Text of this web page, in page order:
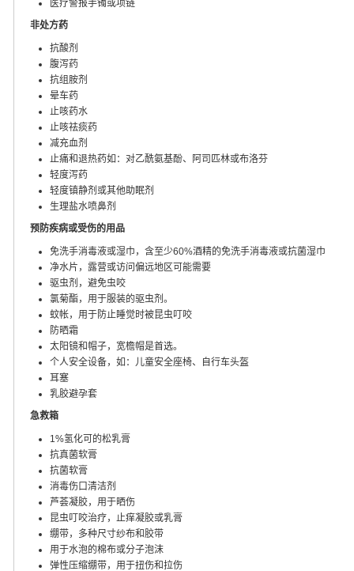
医疗警报手镯或项链
非处方药
抗酸剂
腹泻药
抗组胺剂
晕车药
止咳药水
止咳祛痰药
减充血剂
止痛和退热药如：对乙酰氨基酚、阿司匹林或布洛芬
轻度泻药
轻度镇静剂或其他助眠剂
生理盐水喷鼻剂
预防疾病或受伤的用品
免洗手消毒液或湿巾，含至少60%酒精的免洗手消毒液或抗菌湿巾
净水片，露营或访问偏远地区可能需要
驱虫剂，避免虫咬
氯菊酯，用于服装的驱虫剂。
蚊帐，用于防止睡觉时被昆虫叮咬
防晒霜
太阳镜和帽子，宽檐帽是首选。
个人安全设备，如：儿童安全座椅、自行车头盔
耳塞
乳胶避孕套
急救箱
1%氢化可的松乳膏
抗真菌软膏
抗菌软膏
消毒伤口清洁剂
芦荟凝胶，用于晒伤
昆虫叮咬治疗，止痒凝胶或乳膏
绷带，多种尺寸纱布和胶带
用于水泡的棉布或分子泡沫
弹性压缩绷带，用于扭伤和拉伤